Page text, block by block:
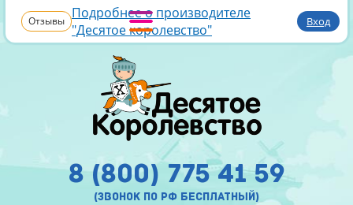
Отзывы Подробнее о производителе
"Десятое королевство"
Вход
8 (800) 775 41 59
(звонок по рф бесплатный)